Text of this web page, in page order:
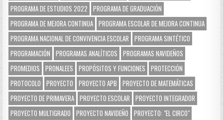
PROGRAMA DE ESTUDIOS 2022
PROGRAMA DE GRADUACIÓN
PROGRAMA DE MEJORA CONTINUA PROGRAMA ESCOLAR DE MEJORA CONTINUA
PROGRAMA NACIONAL DE CONVIVENCIA ESCOLAR
PROGRAMA SINTÉTICO
PROGRAMACIÓN
PROGRAMAS ANALÍTICOS
PROGRAMAS NAVIDEÑOS
PROMEDIOS
PRONALEES PROPÓSITOS Y FUNCIONES
PROTECCIÓN
PROTOCOLO
PROYECTO PROYECTO APB
PROYECTO DE MATEMÁTICAS
PROYECTO DE PRIMAVERA PROYECTO ESCOLAR
PROYECTO INTEGRADOR
PROYECTO MULTIGRADO
PROYECTO NAVIDEÑO
PROYECTO: "EL CIRCO"